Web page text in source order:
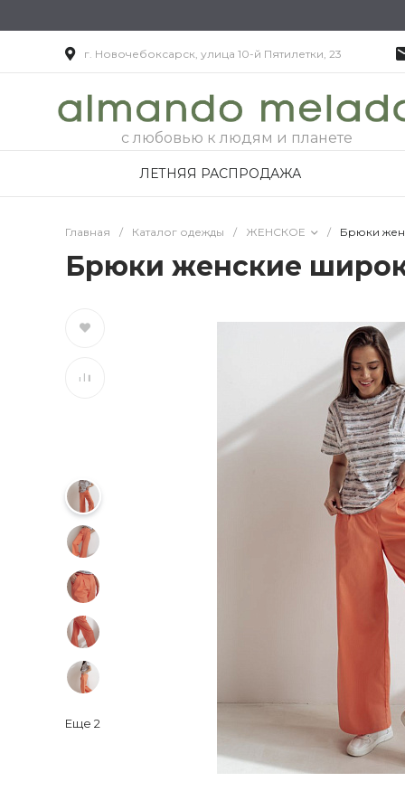
г. Новочебоксарск, улица 10-й Пятилетки, 23
с любовью к людям и планете
ЛЕТНЯЯ РАСПРОДАЖА
Главная / Каталог одежды / ЖЕНСКОЕ / Брюки
Брюки женские
Еще 2